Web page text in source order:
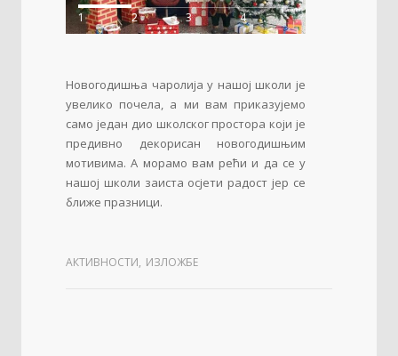
1 2 3 4
Новогодишња чаролија у нашој школи је
увелико почела, а ми вам приказујемо
само један дио школског простора који је
предивно декорисан новогодишњим
мотивима. А морамо вам рећи и да се у
нашој школи заиста осјети радост јер се
ближе празници.
АКТИВНОСТИ, ИЗЛОЖБЕ